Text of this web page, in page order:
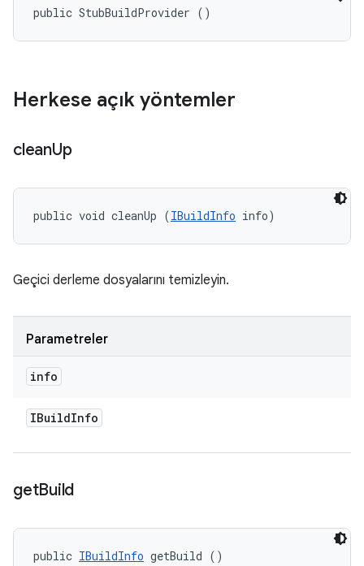
public StubBuildProvider ()
Herkese açık yöntemler
cleanUp
public void cleanUp (IBuildInfo info)
Geçici derleme dosyalarını temizleyin.
Parametreler
info
IBuildInfo
getBuild
public IBuildInfo getBuild ()